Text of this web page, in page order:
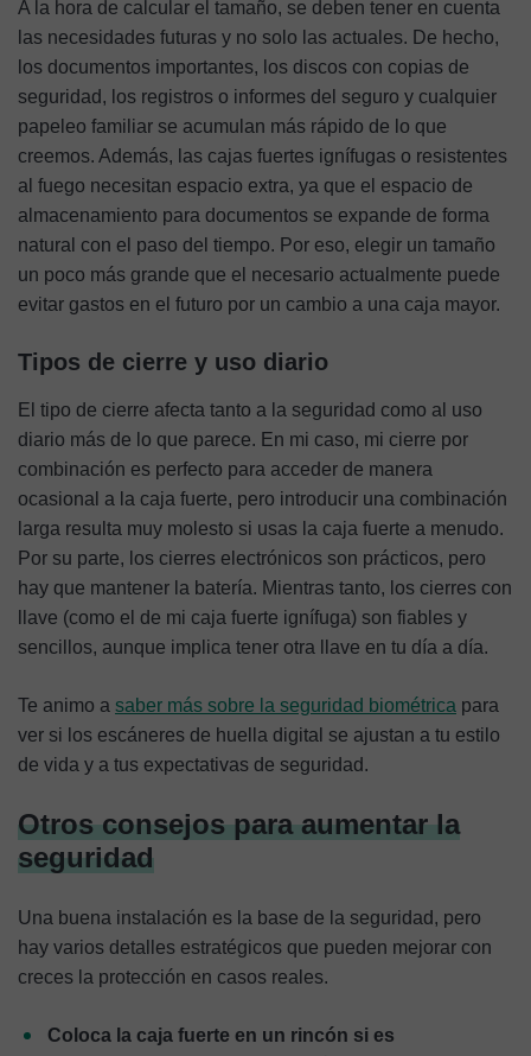
A la hora de calcular el tamaño, se deben tener en cuenta
las necesidades futuras y no solo las actuales. De hecho,
los documentos importantes, los discos con copias de
seguridad, los registros o informes del seguro y cualquier
papeleo familiar se acumulan más rápido de lo que
creemos. Además, las cajas fuertes ignífugas o resistentes
al fuego necesitan espacio extra, ya que el espacio de
almacenamiento para documentos se expande de forma
natural con el paso del tiempo. Por eso, elegir un tamaño
un poco más grande que el necesario actualmente puede
evitar gastos en el futuro por un cambio a una caja mayor.
Tipos de cierre y uso diario
El tipo de cierre afecta tanto a la seguridad como al uso
diario más de lo que parece. En mi caso, mi cierre por
combinación es perfecto para acceder de manera
ocasional a la caja fuerte, pero introducir una combinación
larga resulta muy molesto si usas la caja fuerte a menudo.
Por su parte, los cierres electrónicos son prácticos, pero
hay que mantener la batería. Mientras tanto, los cierres con
llave (como el de mi caja fuerte ignífuga) son fiables y
sencillos, aunque implica tener otra llave en tu día a día.
Te animo a saber más sobre la seguridad biométrica para
ver si los escáneres de huella digital se ajustan a tu estilo
de vida y a tus expectativas de seguridad.
Otros consejos para aumentar la
seguridad
Una buena instalación es la base de la seguridad, pero
hay varios detalles estratégicos que pueden mejorar con
creces la protección en casos reales.
Coloca la caja fuerte en un rincón si es